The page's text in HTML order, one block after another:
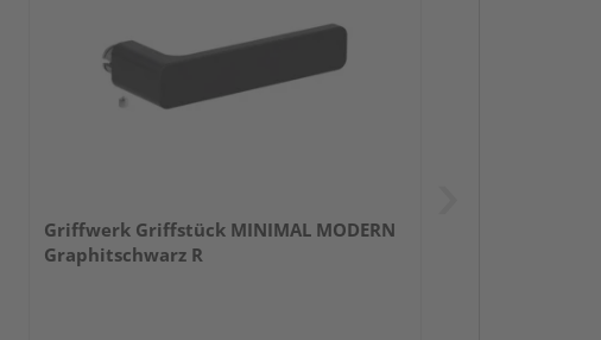
Griffwerk Griffstück MINIMAL MODERN
Graphitschwarz R